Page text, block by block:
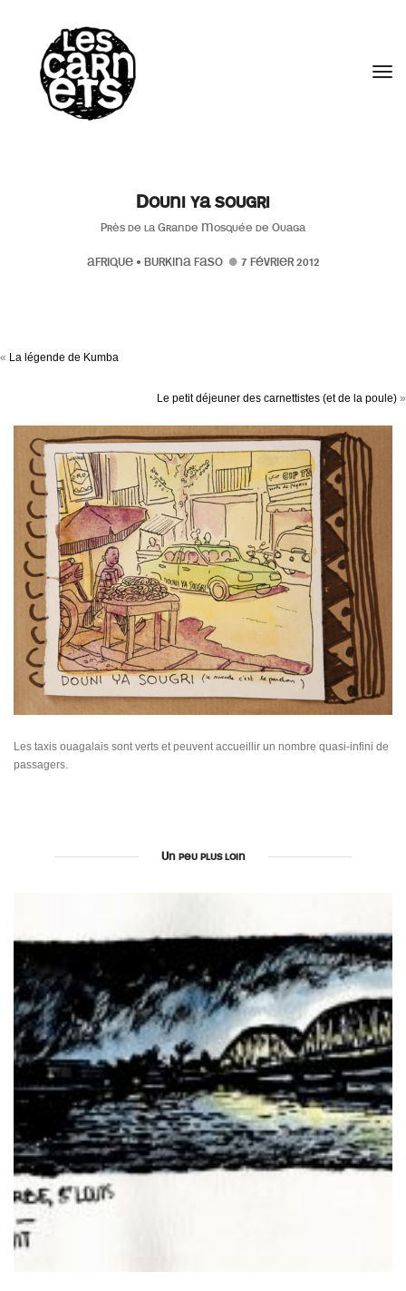
Douni ya sougri
Près de la Grande Mosquée de Ouaga
AFRIQUE• BURKINA FASO 7 FÉVRIER 2012
« La légende de Kumba
Le petit déjeuner des carnettistes (et de la poule) »
Les taxis ouagalais sont verts et peuvent accueillir un nombre quasi-infini de
passagers.
Un peu plus loin